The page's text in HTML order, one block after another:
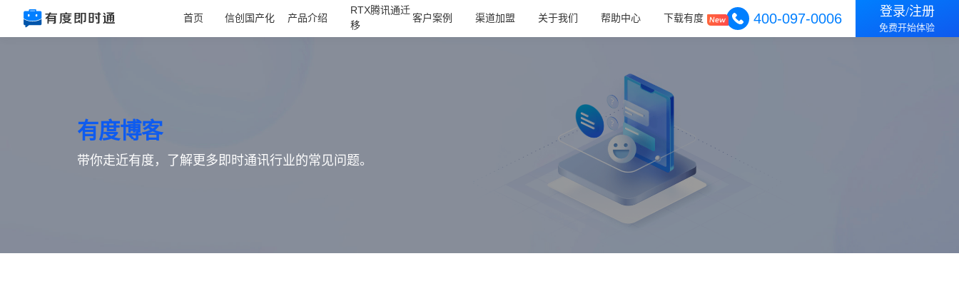
首页 信创国产化 产品介绍
RTX腾讯通迁
移
客户案例 渠道加盟 关于我们 帮助中心 下载有度 400-097-0006 登录/注册
免费开始体验
有度博客
带你走近有度，了解更多即时通讯行业的常见问题。